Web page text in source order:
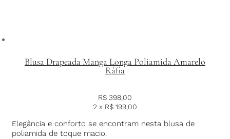
Blusa Drapeada Manga Longa Poliamida Amarelo
Ráfia
R$ 398,00
2 x R$ 199,00
Elegância e conforto se encontram nesta blusa de
poliamida de toque macio.